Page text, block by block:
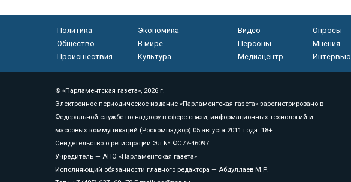
Политика
Экономика
Общество
В мире
Происшествия
Культура
Видео Опросы
Персоны
Мнения
Медиацентр
Интервью
© «Парламентская газета», 2026 г.
Электронное периодическое издание «Парламентская газета» зарегистрировано в
Федеральной службе по надзору в сфере связи, информационных технологий и
массовых коммуникаций (Роскомнадзор) 05 августа 2011 года. 18+
Свидетельство о регистрации Эл № ФС77-46097
Учредитель — АНО «Парламентская газета»
Исполняющий обязанности главного редактора — Абдуллаев М.Р.